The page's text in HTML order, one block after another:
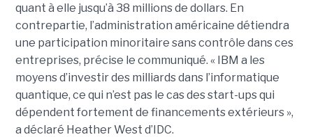
quant à elle jusqu’à 38 millions de dollars. En
contrepartie, l’administration américaine détiendra
une participation minoritaire sans contrôle dans ces
entreprises, précise le communiqué. « IBM a les
moyens d’investir des milliards dans l’informatique
quantique, ce qui n’est pas le cas des start-ups qui
dépendent fortement de financements extérieurs »,
a déclaré Heather West d’IDC.